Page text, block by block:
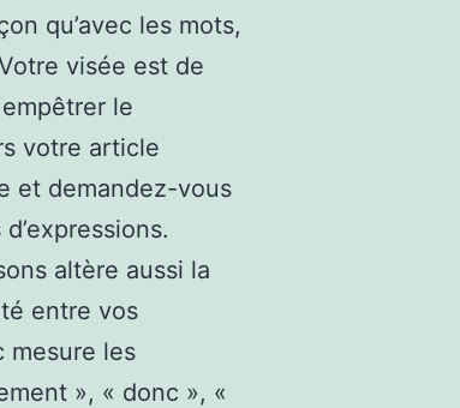
qu’avec les mots,
visée est de
le
votre article
et demandez-vous
altère aussi la
entre vos
mesure les
», « donc », «